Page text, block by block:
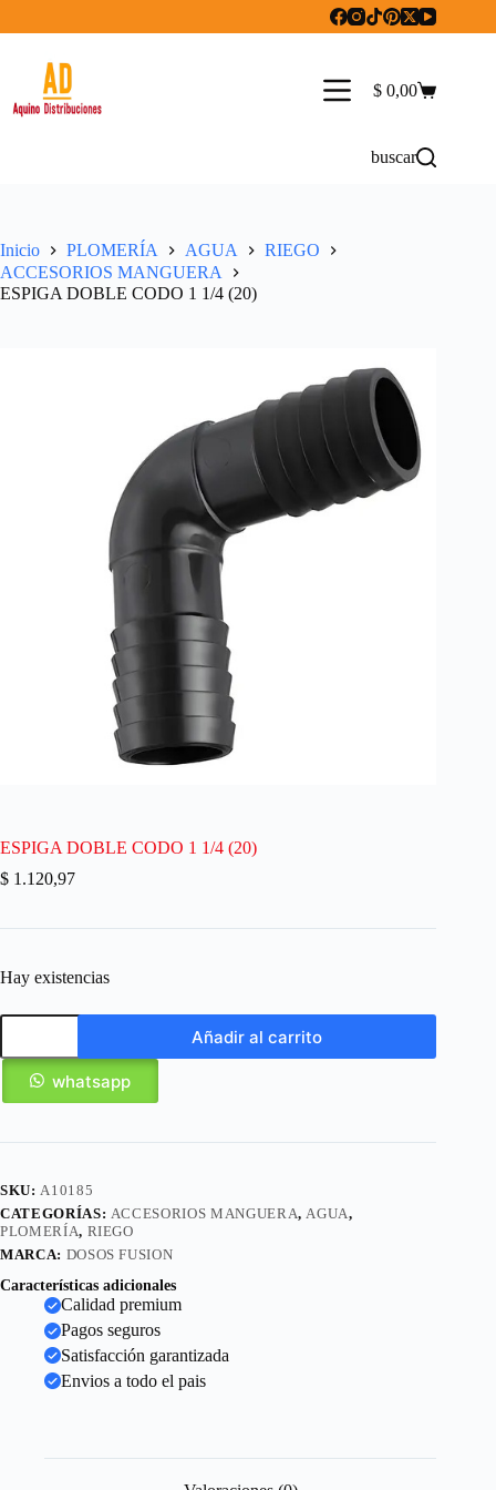
Carro
$ 0,00
buscar
Inicio PLOMERÍA AGUA
RIEGO
ACCESORIOS MANGUERA
ESPIGA DOBLE CODO 1 1/4 (20)
ESPIGA DOBLE CODO 1 1/4 (20)
$ 1.120,97
Hay existencias
Añadir al carrito
whatsapp
SKU:A10185
CATEGORÍAS: ACCESORIOS MANGUERA,AGUA,
PLOMERÍA, RIEGO
MARCA: DOSOS FUSION
Características adicionales
Calidad premium
Pagos seguros
Satisfacción garantizada
Envios a todo el pais